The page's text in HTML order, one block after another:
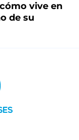
vive en
de su